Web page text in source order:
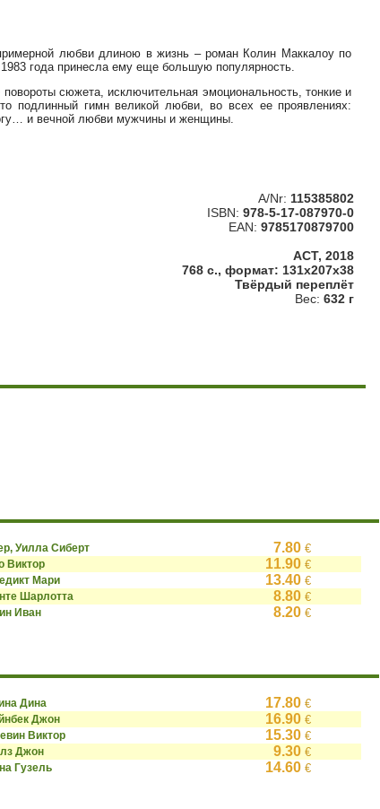
любви длиною в жизнь – роман Колин Маккалоу по
года принесла ему еще большую популярность.
сюжета, исключительная эмоциональность, тонкие и
подлинный гимн великой любви, во всех ее проявлениях:
и вечной любви мужчины и женщины.
A/Nr: 115385802
ISBN: 978-5-17-087970-0
EAN: 9785170879700
АСТ, 2018
768 с., формат: 131x207x38
Твёрдый переплёт
Вес: 632 г
Уилла Сиберт 7.80€
Виктор 11.90€
Мари 13.40€
Шарлотта 8.80€
Иван 8.20€
Дина 17.80€
Джон 16.90€
Виктор 15.30€
Джон 9.30€
Гузель 14.60€